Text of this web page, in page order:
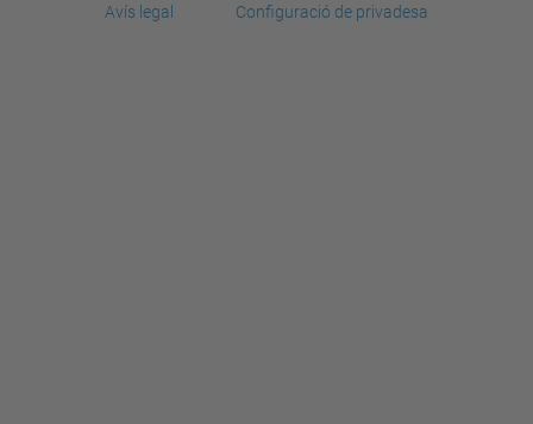
Avís legal
Configuració de privadesa